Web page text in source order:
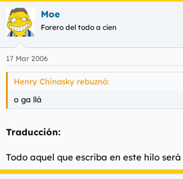
Moe
Forero del todo a cien
17 Mar 2006
Henry Chinasky rebuznó:
o ga llá
Traducción:
Todo aquel que escriba en este hilo